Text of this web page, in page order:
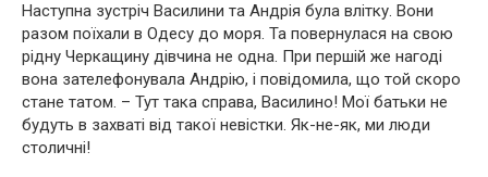
Наступна зустріч Василини та Андрія була влітку. Вони
разом поїхали в Одесу до моря. Та повернулася на свою
рідну Черкащину дівчина не одна. При першій же нагоді
вона зателефонувала Андрію, і повідомила, що той скоро
стане татом. – Тут така справа, Василино! Мої батьки не
будуть в захваті від такої невістки. Як-не-як, ми люди
столичні!